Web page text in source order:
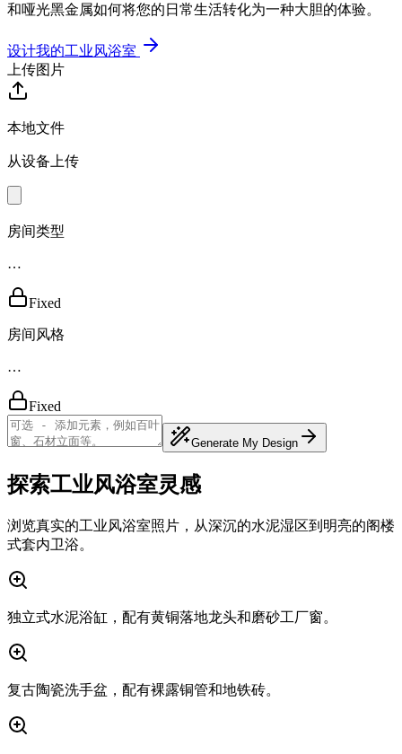
和哑光黑金属如何将您的日常生活转化为一种大胆的体验。
设计我的工业风浴室
上传图片
本地文件
从设备上传
房间类型
…
Fixed
房间风格
…
Fixed
Generate My Design
探索工业风浴室灵感
浏览真实的工业风浴室照片，从深沉的水泥湿区到明亮的阁楼
式套内卫浴。
独立式水泥浴缸，配有黄铜落地龙头和磨砂工厂窗。
复古陶瓷洗手盆，配有裸露铜管和地铁砖。